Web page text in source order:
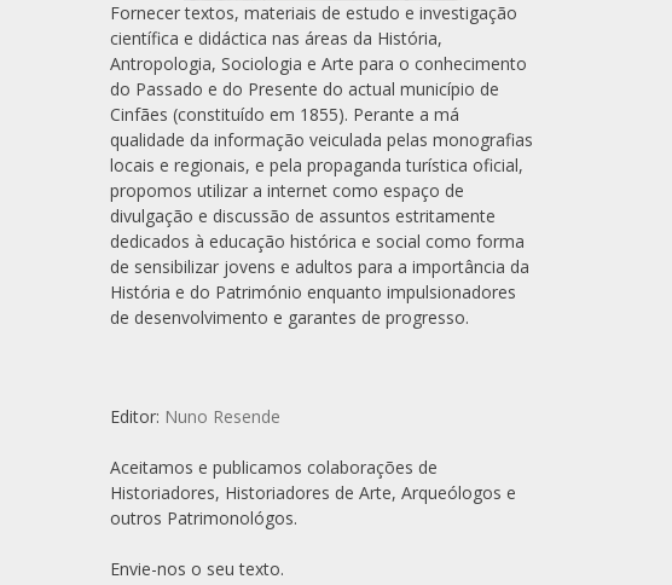
Fornecer textos, materiais de estudo e investigação
científica e didáctica nas áreas da História,
Antropologia, Sociologia e Arte para o conhecimento
do Passado e do Presente do actual município de
Cinfães (constituído em 1855). Perante a má
qualidade da informação veiculada pelas monografias
locais e regionais, e pela propaganda turística oficial,
propomos utilizar a internet como espaço de
divulgação e discussão de assuntos estritamente
dedicados à educação histórica e social como forma
de sensibilizar jovens e adultos para a importância da
História e do Património enquanto impulsionadores
de desenvolvimento e garantes de progresso.
Editor: Nuno Resende
Aceitamos e publicamos colaborações de
Historiadores, Historiadores de Arte, Arqueólogos e
outros Patrimonológos.
Envie-nos o seu texto.